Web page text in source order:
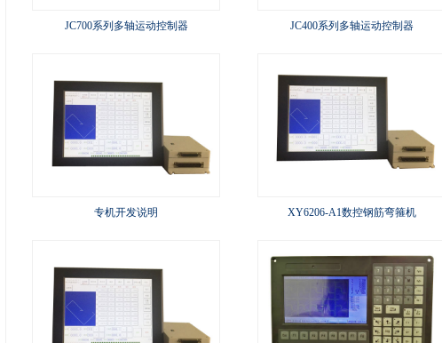
JC700系列多轴运动控制器 JC400系列多轴运动控制器
专机开发说明 XY6206-A1数控钢筋弯箍机